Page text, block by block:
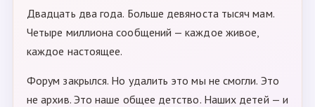
Двадцать два года. Больше девяноста тысяч мам.
Четыре миллиона сообщений — каждое живое,
каждое настоящее.
Форум закрылся. Но удалить это мы не смогли. Это
не архив. Это наше общее детство. Наших детей — и